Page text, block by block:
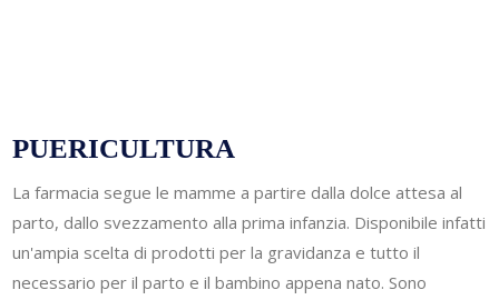
PUERICULTURA
La farmacia segue le mamme a partire dalla dolce attesa al
parto, dallo svezzamento alla prima infanzia. Disponibile infatti
un'ampia scelta di prodotti per la gravidanza e tutto il
necessario per il parto e il bambino appena nato. Sono